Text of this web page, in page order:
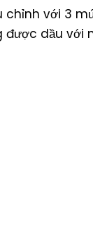
với 3
được dầu với